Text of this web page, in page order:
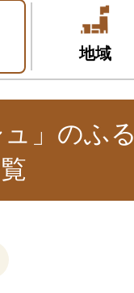
地域
ュ」のふ